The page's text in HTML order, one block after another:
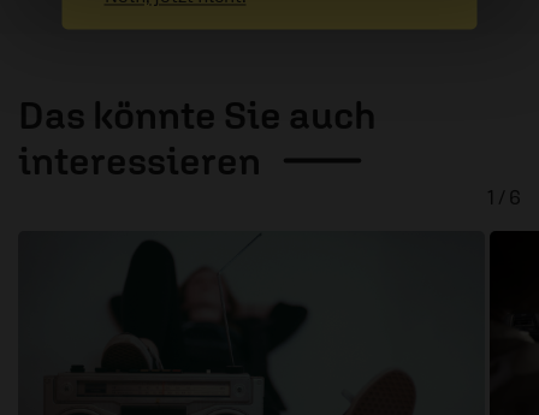
Das könnte Sie auch
interessieren
1 / 6